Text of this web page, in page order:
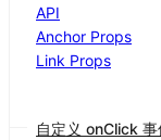
API
Anchor Props
Link Props
自定义 onClick 事